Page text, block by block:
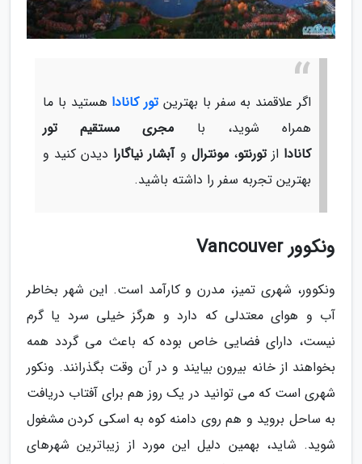
اگر علاقمند به سفر با بهترینتور کانادا هستید با ما
همراه شوید، با مجری مستقیم تور
کانادا ازتورنتو،مونترال وآبشار نیاگارا دیدن کنید و
بهترین تجربه سفر را داشته باشید.
ونکوور Vancouver
ونکوور، شهری تمیز، مدرن و کارآمد است. این شهر بخاطر
آب و هوای معتدلی که دارد و هرگز خیلی سرد یا گرم
نیست، دارای فضایی خاص بوده که باعث می گردد همه
بخواهند از خانه بیرون بیایند و در آن وقت بگذرانند. ونکور
شهری است که می توانید در یک روز هم برای آفتاب دریافت
به ساحل بروید و هم روی دامنه کوه به اسکی کردن مشغول
شوید. شاید، بهمین دلیل این مورد از زیباترین شهرهای